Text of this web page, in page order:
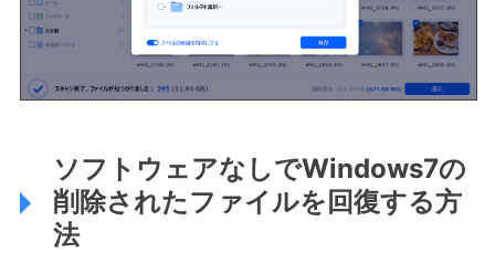
ソフトウェアなしでWindows7の
削除されたファイルを回復する方
法